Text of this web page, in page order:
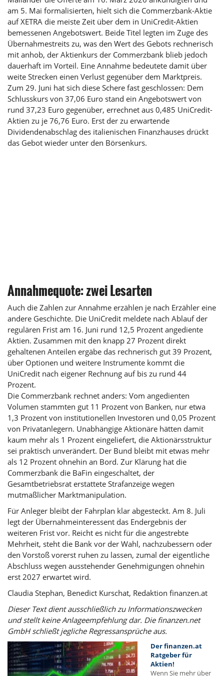
am 5. Mai formalisierten, hielt sich die Commerzbank-Aktie
auf XETRA die meiste Zeit über dem in UniCredit-Aktien
bemessenen Angebotswert. Beide Titel legten im Zuge des
Übernahmestreits zu, was den Wert des Gebots rechnerisch
mit anhob, der Aktienkurs der Commerzbank blieb jedoch
dauerhaft im Vorteil. Eine Annahme bedeutete damit über
weite Strecken einen Verlust gegenüber dem Marktpreis.
Zum 29. Juni hat sich diese Schere fast geschlossen: Dem
Schlusskurs von 37,06 Euro stand ein Angebotswert von
rund 37,23 Euro gegenüber, errechnet aus 0,485 UniCredit-
Aktien zu je 76,76 Euro. Erst der zu erwartende
Dividendenabschlag des italienischen Finanzhauses drückt
das Gebot wieder unter den Börsenkurs.
Annahmequote: zwei Lesarten
Auch die Zahlen zur Annahme erzählen je nach Erzähler eine
andere Geschichte. Die UniCredit meldete nach Ablauf der
regulären Frist am 16. Juni rund 12,5 Prozent angediente
Aktien. Zusammen mit den knapp 27 Prozent direkt
gehaltenen Anteilen ergäbe das rechnerisch gut 39 Prozent,
über Optionen und weitere Instrumente kommt die
UniCredit nach eigener Rechnung auf bis zu rund 44
Prozent.
Die Commerzbank rechnet anders: Vom angedienten
Volumen stammten gut 11 Prozent von Banken, nur etwa
1,3 Prozent von institutionellen Investoren und 0,05 Prozent
von Privatanlegern. Unabhängige Aktionäre hätten damit
kaum mehr als 1 Prozent eingeliefert, die Aktionärsstruktur
sei praktisch unverändert. Der Bund bleibt mit etwas mehr
als 12 Prozent ohnehin an Bord. Zur Klärung hat die
Commerzbank die BaFin eingeschaltet, der
Gesamtbetriebsrat erstattete Strafanzeige wegen
mutmaßlicher Marktmanipulation.
Für Anleger bleibt der Fahrplan klar abgesteckt. Am 8. Juli
legt der Übernahmeinteressent das Endergebnis der
weiteren Frist vor. Reicht es nicht für die angestrebte
Mehrheit, steht die Bank vor der Wahl, nachzubessern oder
den Vorstoß vorerst ruhen zu lassen, zumal der eigentliche
Abschluss wegen ausstehender Genehmigungen ohnehin
erst 2027 erwartet wird.
Claudia Stephan, Benedict Kurschat, Redaktion finanzen.at
Dieser Text dient ausschließlich zu Informationszwecken
und stellt keine Anlageempfehlung dar. Die finanzen.net
GmbH schließt jegliche Regressansprüche aus.
Der finanzen.at
Ratgeber für
Aktien!
Wenn Sie mehr über